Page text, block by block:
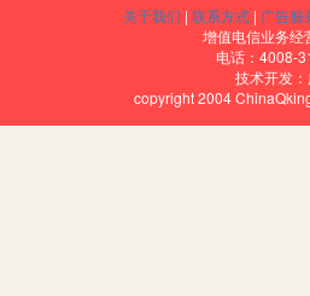
，如果长时间这样下去，其行为后果就
性主要指精神面貌和心理特征的总和
于培养技能型人才，但是文凭偏低，
关于我们 | 联系方式 | 广告服
增值电信业务
电话：4008-
技术开发
copyright 2004